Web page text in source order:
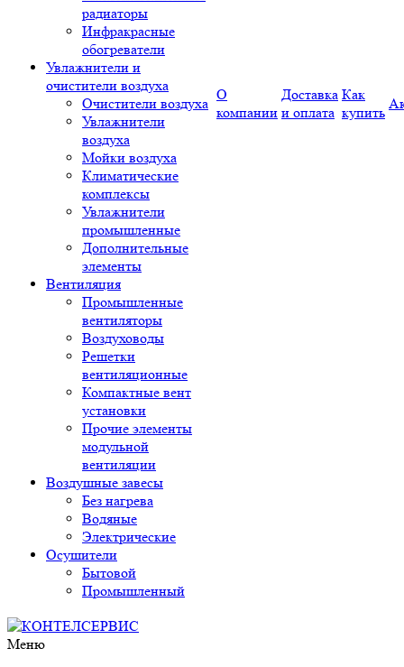
радиаторы
Инфракрасные
обогреватели
Увлажнители и
очистители воздуха
Очистители воздуха
Увлажнители
воздуха
Мойки воздуха
Климатические
комплексы
Увлажнители
промышленные
Дополнительные
элементы
Вентиляция
Промышленные
вентиляторы
Воздуховоды
Решетки
вентиляционные
Компактные вент
установки
Прочие элементы
модульной
вентиляции
Воздушные завесы
Без нагрева
Водяные
Электрические
Осушители
Бытовой
Промышленный
О
компании
Доставка
и оплата
Как
купить
Меню